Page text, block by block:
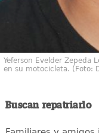
Yeferson Evelder Zepeda
en su motocicleta. (Foto:
Buscan repatriarlo